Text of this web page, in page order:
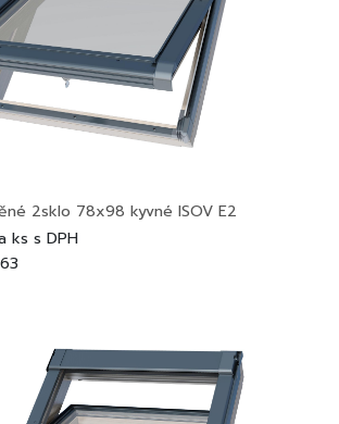
2sklo 78x98 kyvné ISOV E2
ks s DPH